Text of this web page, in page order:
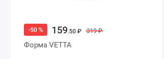
-50 % 159.50 ₽ 319 ₽
Форма VETTA